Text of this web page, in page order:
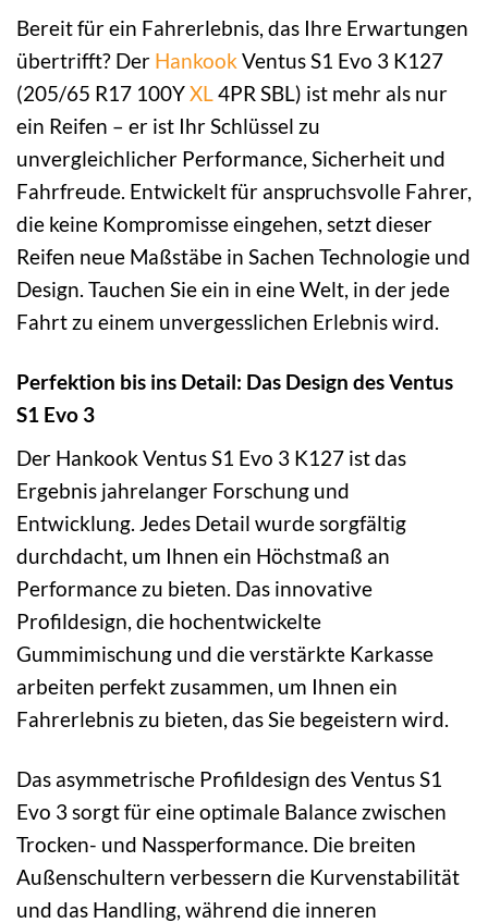
Bereit für ein Fahrerlebnis, das Ihre Erwartungen
übertrifft? Der Hankook Ventus S1 Evo 3 K127
(205/65 R17 100YXL4PR SBL) ist mehr als nur
ein Reifen – er ist Ihr Schlüssel zu
unvergleichlicher Performance, Sicherheit und
Fahrfreude. Entwickelt für anspruchsvolle Fahrer,
die keine Kompromisse eingehen, setzt dieser
Reifen neue Maßstäbe in Sachen Technologie und
Design. Tauchen Sie ein in eine Welt, in der jede
Fahrt zu einem unvergesslichen Erlebnis wird.
Perfektion bis ins Detail: Das Design des Ventus
S1 Evo 3
Der Hankook Ventus S1 Evo 3 K127 ist das
Ergebnis jahrelanger Forschung und
Entwicklung. Jedes Detail wurde sorgfältig
durchdacht, um Ihnen ein Höchstmaß an
Performance zu bieten. Das innovative
Profildesign, die hochentwickelte
Gummimischung und die verstärkte Karkasse
arbeiten perfekt zusammen, um Ihnen ein
Fahrerlebnis zu bieten, das Sie begeistern wird.
Das asymmetrische Profildesign des Ventus S1
Evo 3 sorgt für eine optimale Balance zwischen
Trocken- und Nassperformance. Die breiten
Außenschultern verbessern die Kurvenstabilität
und das Handling, während die inneren